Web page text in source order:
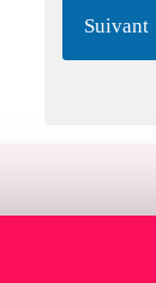
Suivant